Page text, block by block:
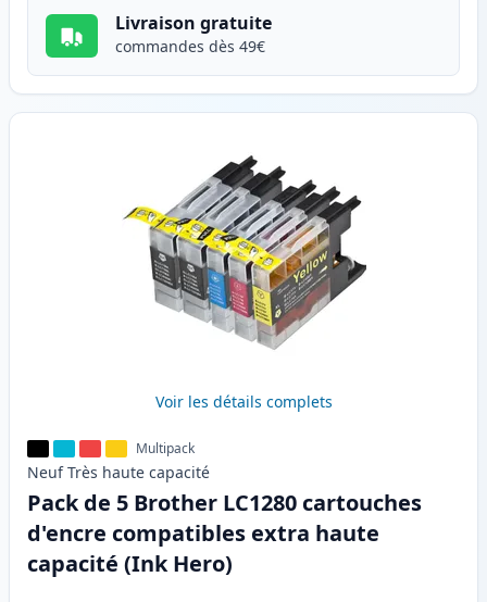
Livraison gratuite
commandes dès 49€
Voir les détails complets
Multipack
Neuf Très haute capacité
Pack de 5 Brother LC1280 cartouches
d'encre compatibles extra haute
capacité (Ink Hero)